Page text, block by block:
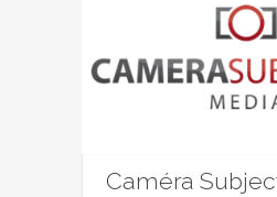
Caméra